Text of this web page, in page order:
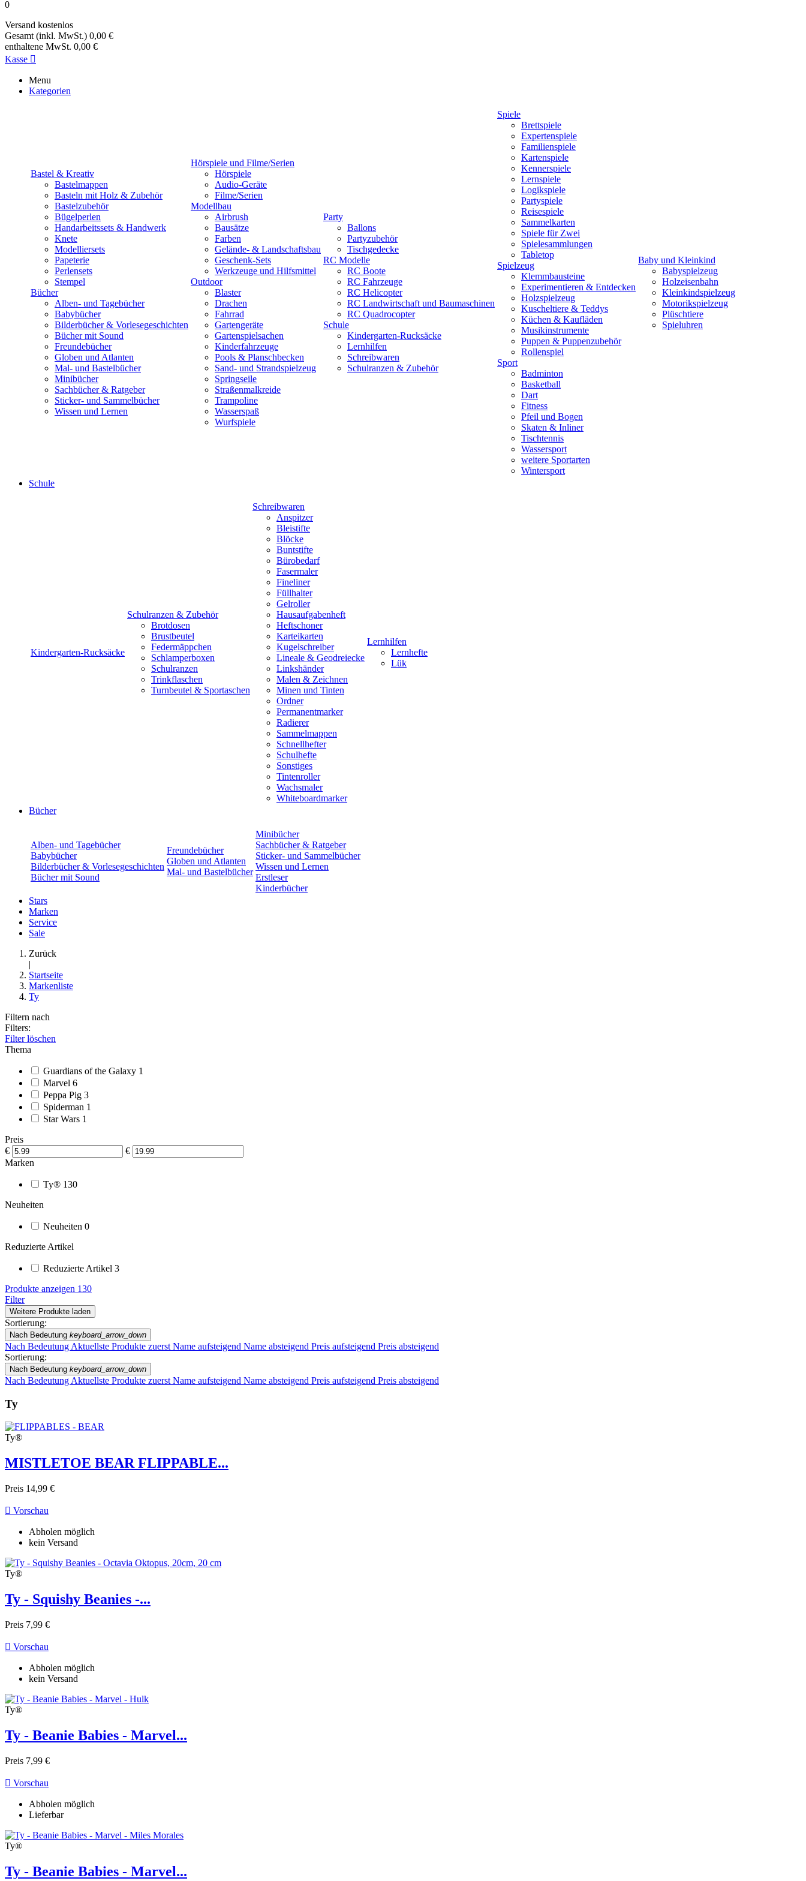
0
Versand kostenlos
Gesamt (inkl. MwSt.) 0,00 €
enthaltene MwSt. 0,00 €
Kasse 
Menu
Kategorien
Bastel & Kreativ
Bastelmappen
Basteln mit Holz & Zubehör
Bastelzubehör
Bügelperlen
Handarbeitssets & Handwerk
Knete
Modelliersets
Papeterie
Perlensets
Stempel
Bücher
Alben- und Tagebücher
Babybücher
Bilderbücher & Vorlesegeschichten
Bücher mit Sound
Freundebücher
Globen und Atlanten
Mal- und Bastelbücher
Minibücher
Sachbücher & Ratgeber
Sticker- und Sammelbücher
Wissen und Lernen
Hörspiele und Filme/Serien
Hörspiele
Audio-Geräte
Filme/Serien
Modellbau
Airbrush
Bausätze
Farben
Gelände- & Landschaftsbau
Geschenk-Sets
Werkzeuge und Hilfsmittel
Outdoor
Blaster
Drachen
Fahrrad
Gartengeräte
Gartenspielsachen
Kinderfahrzeuge
Pools & Planschbecken
Sand- und Strandspielzeug
Springseile
Straßenmalkreide
Trampoline
Wasserspaß
Wurfspiele
Party
Ballons
Partyzubehör
Tischgedecke
RC Modelle
RC Boote
RC Fahrzeuge
RC Helicopter
RC Landwirtschaft und Baumaschinen
RC Quadrocopter
Schule
Kindergarten-Rucksäcke
Lernhilfen
Schreibwaren
Schulranzen & Zubehör
Spiele
Brettspiele
Expertenspiele
Familienspiele
Kartenspiele
Kennerspiele
Lernspiele
Logikspiele
Partyspiele
Reisespiele
Sammelkarten
Spiele für Zwei
Spielesammlungen
Tabletop
Spielzeug
Klemmbausteine
Experimentieren & Entdecken
Holzspielzeug
Kuscheltiere & Teddys
Küchen & Kaufläden
Musikinstrumente
Puppen & Puppenzubehör
Rollenspiel
Sport
Badminton
Basketball
Dart
Fitness
Pfeil und Bogen
Skaten & Inliner
Tischtennis
Wassersport
weitere Sportarten
Wintersport
Baby und Kleinkind
Babyspielzeug
Holzeisenbahn
Kleinkindspielzeug
Motorikspielzeug
Plüschtiere
Spieluhren
Schule
Kindergarten-Rucksäcke
Schulranzen & Zubehör
Brotdosen
Brustbeutel
Federmäppchen
Schlamperboxen
Schulranzen
Trinkflaschen
Turnbeutel & Sportaschen
Schreibwaren
Anspitzer
Bleistifte
Blöcke
Buntstifte
Bürobedarf
Fasermaler
Fineliner
Füllhalter
Gelroller
Hausaufgabenheft
Heftschoner
Karteikarten
Kugelschreiber
Lineale & Geodreiecke
Linkshänder
Malen & Zeichnen
Minen und Tinten
Ordner
Permanentmarker
Radierer
Sammelmappen
Schnellhefter
Schulhefte
Sonstiges
Tintenroller
Wachsmaler
Whiteboardmarker
Lernhilfen
Lernhefte
Lük
Bücher
Alben- und Tagebücher
Babybücher
Bilderbücher & Vorlesegeschichten
Bücher mit Sound
Freundebücher
Globen und Atlanten
Mal- und Bastelbücher
Minibücher
Sachbücher & Ratgeber
Sticker- und Sammelbücher
Wissen und Lernen
Erstleser
Kinderbücher
Stars
Marken
Service
Sale
Zurück
|
Startseite
Markenliste
Ty
Filtern nach
Filters:
Filter löschen
Thema
Guardians of the Galaxy 1
Marvel 6
Peppa Pig 3
Spiderman 1
Star Wars 1
Preis
€
€
Marken
Ty® 130
Neuheiten
Neuheiten 0
Reduzierte Artikel
Reduzierte Artikel 3
Produkte anzeigen 130
Filter
Weitere Produkte laden
Sortierung:
Nach Bedeutung keyboard_arrow_down
Nach Bedeutung Aktuellste Produkte zuerst Name aufsteigend Name absteigend Preis aufsteigend Preis absteigend
Sortierung:
Nach Bedeutung keyboard_arrow_down
Nach Bedeutung Aktuellste Produkte zuerst Name aufsteigend Name absteigend Preis aufsteigend Preis absteigend
Ty
Ty®
MISTLETOE BEAR FLIPPABLE...
Preis 14,99 €
 Vorschau
Abholen möglich
kein Versand
Ty®
Ty - Squishy Beanies -...
Preis 7,99 €
 Vorschau
Abholen möglich
kein Versand
Ty®
Ty - Beanie Babies - Marvel...
Preis 7,99 €
 Vorschau
Abholen möglich
Lieferbar
Ty®
Ty - Beanie Babies - Marvel...